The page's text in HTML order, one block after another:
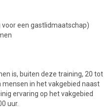
een gastlidmaatschap)
is, buiten deze training, 20 tot
mensen in het vakgebied naast
ervaring op het vakgebied
uur.